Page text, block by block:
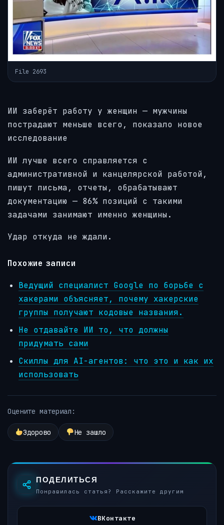
File 2693
ИИ заберёт работу у женщин — мужчины
пострадают меньше всего, показало новое
исследование
ИИ лучше всего справляется с
административной и канцелярской работой,
пишут письма, отчеты, обрабатывают
документацию — 86% позиций с такими
задачами занимают именно женщины.
Удар откуда не ждали.
Похожие записи
Ведущий специалист Google по борьбе с
хакерами объясняет, почему хакерские
группы получают кодовые названия.
Не отдавайте ИИ то, что должны
придумать сами
Скиллы для AI-агентов: что это и как их
использовать
Оцените материал:
Здорово Не зашло
ПОДЕЛИТЬСЯ
Понравилась статья? Расскажите другим
ВКонтакте